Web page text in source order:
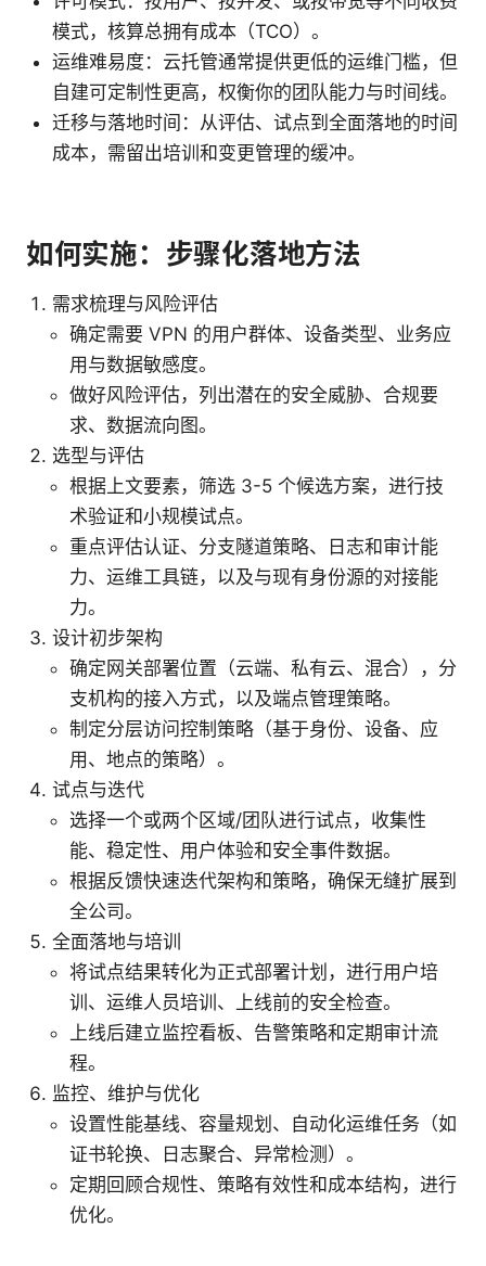
模式，核算总拥有成本（TCO）。
运维难易度：云托管通常提供更低的运维门槛，但
自建可定制性更高，权衡你的团队能力与时间线。
迁移与落地时间：从评估、试点到全面落地的时间
成本，需留出培训和变更管理的缓冲。
如何实施：步骤化落地方法
需求梳理与风险评估
确定需要 VPN 的用户群体、设备类型、业务应
用与数据敏感度。
做好风险评估，列出潜在的安全威胁、合规要
求、数据流向图。
选型与评估
根据上文要素，筛选 3-5 个候选方案，进行技
术验证和小规模试点。
重点评估认证、分支隧道策略、日志和审计能
力、运维工具链，以及与现有身份源的对接能
力。
设计初步架构
确定网关部署位置（云端、私有云、混合），分
支机构的接入方式，以及端点管理策略。
制定分层访问控制策略（基于身份、设备、应
用、地点的策略）。
试点与迭代
选择一个或两个区域/团队进行试点，收集性
能、稳定性、用户体验和安全事件数据。
根据反馈快速迭代架构和策略，确保无缝扩展到
全公司。
全面落地与培训
将试点结果转化为正式部署计划，进行用户培
训、运维人员培训、上线前的安全检查。
上线后建立监控看板、告警策略和定期审计流
程。
监控、维护与优化
设置性能基线、容量规划、自动化运维任务（如
证书轮换、日志聚合、异常检测）。
定期回顾合规性、策略有效性和成本结构，进行
优化。